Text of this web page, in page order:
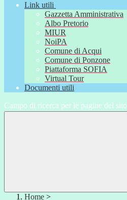
Link utili
Gazzetta Amministrativa
Albo Pretorio
MIUR
NoiPA
Comune di Acqui
Comune di Ponzone
Piattaforma SOFIA
Virtual Tour
Documenti utili
Campo di ricerca per le pagine del sito
Home >